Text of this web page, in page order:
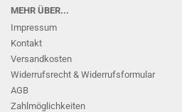
MEHR ÜBER...
Impressum
Kontakt
Versandkosten
Widerrufsrecht & Widerrufsformular
AGB
Zahlmöglichkeiten